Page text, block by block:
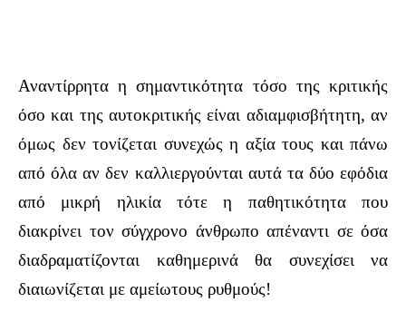
Αναντίρρητα η σημαντικότητα τόσο της κριτικής
όσο και της αυτοκριτικής είναι αδιαμφισβήτητη, αν
όμως δεν τονίζεται συνεχώς η αξία τους και πάνω
από όλα αν δεν καλλιεργούνται αυτά τα δύο εφόδια
από μικρή ηλικία τότε η παθητικότητα που
διακρίνει τον σύγχρονο άνθρωπο απέναντι σε όσα
διαδραματίζονται καθημερινά θα συνεχίσει να
διαιωνίζεται με αμείωτους ρυθμούς!